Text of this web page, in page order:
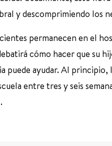
y descomprimiendo los
permanecen en el
cómo hacer que su
puede ayudar. Al
entre tres y seis